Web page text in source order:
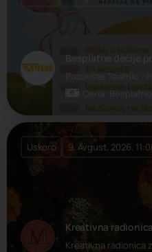
Besplatne dečije
Pozorište Teatrilo -
Cena: Besplatno
Kreativna
Kreativna radionica
Uskoro 9. Avgust, 2026.